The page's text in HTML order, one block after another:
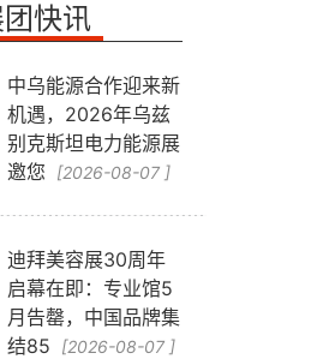
快讯
中乌能源合作迎来新
机遇，2026年乌兹
别克斯坦电力能源展
邀您
[2026-08-07 ]
迪拜美容展30周年
启幕在即：专业馆5
月告罄，中国品牌集
结85
[2026-08-07 ]